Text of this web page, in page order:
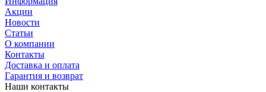
Акции
Новости
Статьи
О компании
Контакты
Доставка и оплата
Гарантия и возврат
Наши контакты